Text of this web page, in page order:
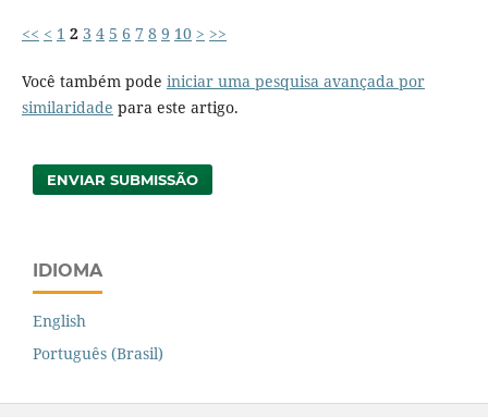
<< < 1 2 3 4 5 6 7 8 9 10 > >>
Você também pode iniciar uma pesquisa avançada por
similaridade para este artigo.
ENVIAR SUBMISSÃO
IDIOMA
English
Português (Brasil)